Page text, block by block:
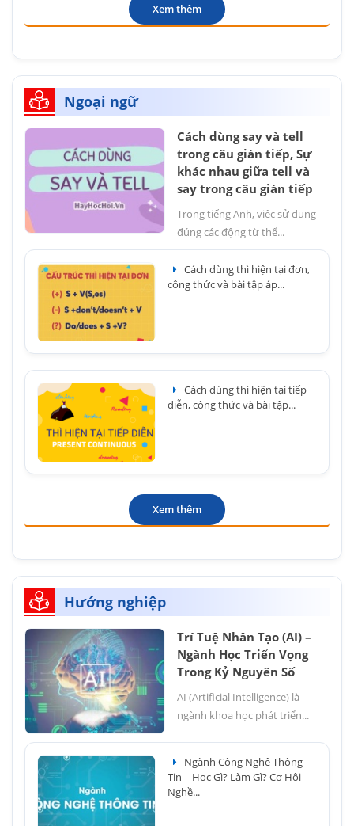
Xem thêm
Ngoại ngữ
Cách dùng say và tell
trong câu gián tiếp, Sự
khác nhau giữa tell và
say trong câu gián tiếp
Trong tiếng Anh, việc sử dụng
đúng các động từ thể...
Cách dùng thì hiện tại đơn,
công thức và bài tập áp...
Cách dùng thì hiện tại tiếp
diễn, công thức và bài tập...
Xem thêm
Hướng nghiệp
Trí Tuệ Nhân Tạo (AI) –
Ngành Học Triển Vọng
Trong Kỷ Nguyên Số
AI (Artificial Intelligence) là
ngành khoa học phát triển...
Ngành Công Nghệ Thông
Tin – Học Gì? Làm Gì? Cơ Hội
Nghề...